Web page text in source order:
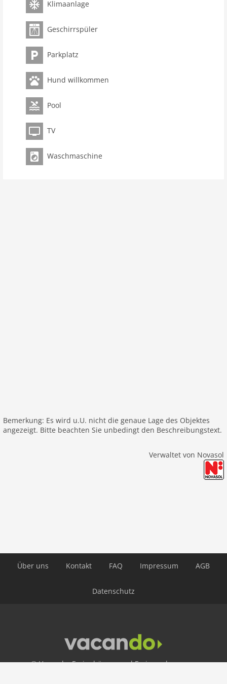
Klimaanlage
Geschirrspüler
Parkplatz
Hund willkommen
Pool
TV
Waschmaschine
Bemerkung: Es wird u.U. nicht die genaue Lage des Objektes
angezeigt. Bitte beachten Sie unbedingt den Beschreibungstext.
Verwaltet von Novasol
Über uns Kontakt FAQ Impressum AGB
Datenschutz
© Vacando: Ferienhäuser und Ferienwohnungen